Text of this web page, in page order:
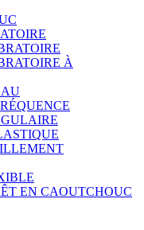
À
EN CAOUTCHOUC